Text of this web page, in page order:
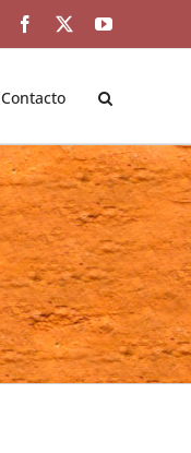
Facebook
TwitterYouTube
Contacto